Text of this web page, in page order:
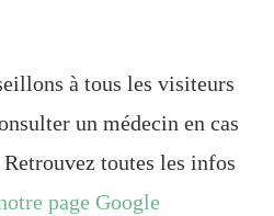
à tous les visiteurs
un médecin en cas
toutes les infos
page Google